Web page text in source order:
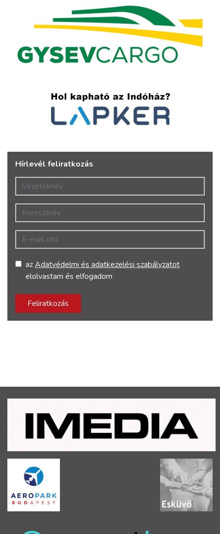
Hírlevél feliratkozás
Vezetéknév
Keresztnév
E-mail cím
azAdatvédelmi és adatkezelési szabályzatot
elolvastam és elfogadom
Feliratkozás